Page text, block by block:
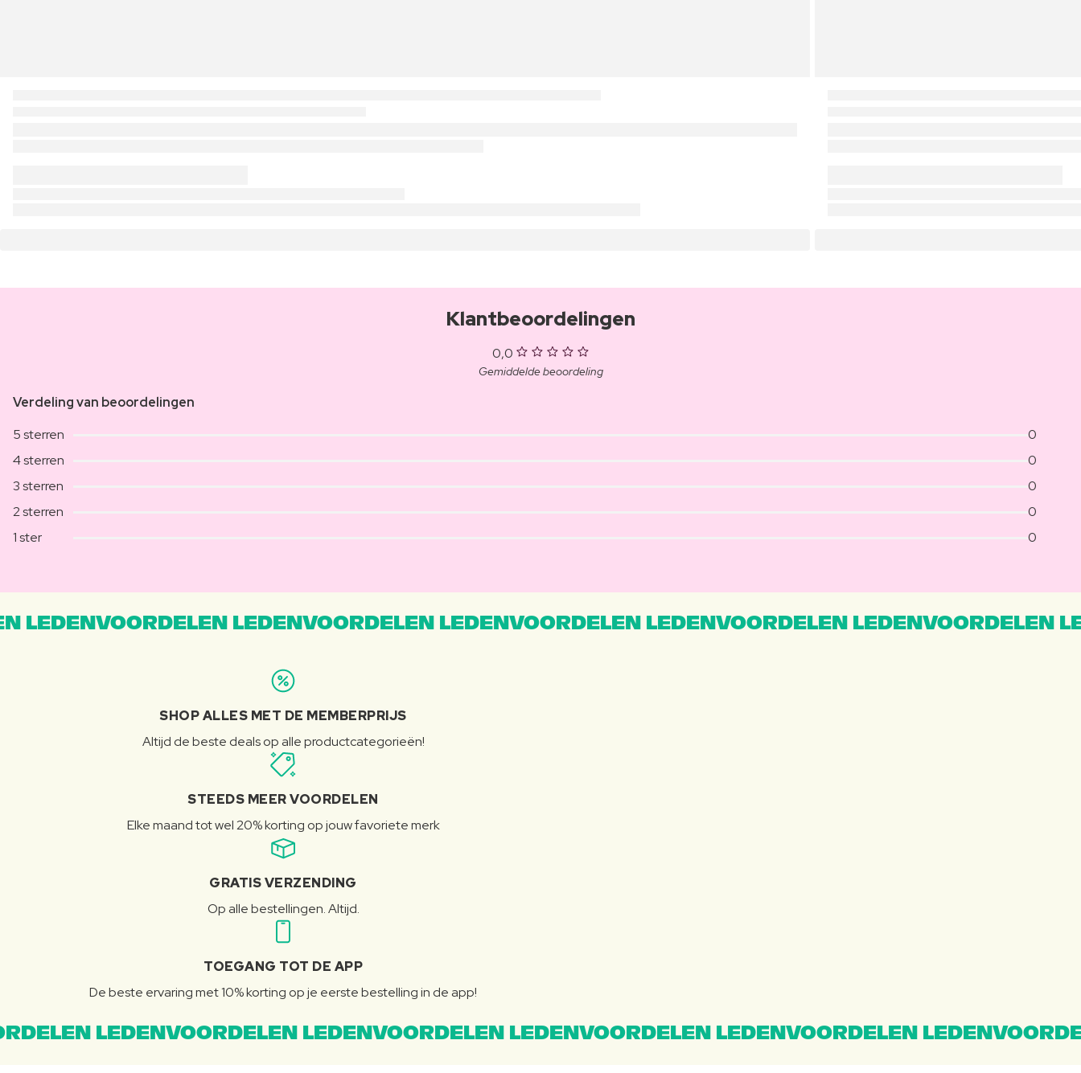
Klantbeoordelingen
0,0
Gemiddelde beoordeling
Verdeling van beoordelingen
5 sterren
0
4 sterren
0
3 sterren
0
2 sterren
0
1 ster
0
LEDENVOORDELEN LEDENVOORDELEN LEDENVOORDELEN LEDENVOORDELEN
SHOP ALLES MET DE MEMBERPRIJS
Altijd de beste deals op alle productcategorieën!
STEEDS MEER VOORDELEN
Elke maand tot wel 20% korting op jouw favoriete merk
GRATIS VERZENDING
Op alle bestellingen. Altijd.
TOEGANG TOT DE APP
De beste ervaring met 10% korting op je eerste bestelling in de app!
LEDENVOORDELEN LEDENVOORDELEN LEDENVOORDELEN LEDENVOORDELEN